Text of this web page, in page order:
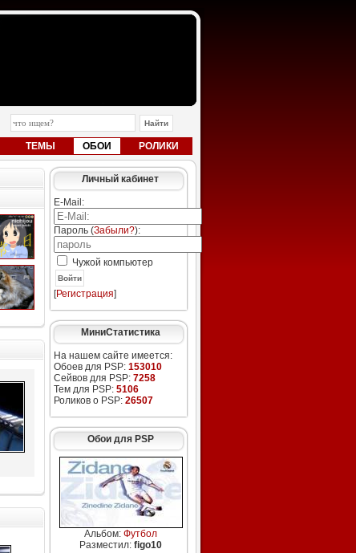
ТЕМЫ ОБОИ РОЛИКИ
Личный кабинет
E-Mail:
Пароль (Забыли?):
Чужой компьютер
Войти
[Регистрация]
МиниСтатистика
На нашем сайте имеется:
Обоев для PSP: 153010
Сейвов для PSP: 7258
Тем для PSP: 5106
Роликов о PSP: 26507
Обои для PSP
Альбом: Футбол
Разместил: figo10